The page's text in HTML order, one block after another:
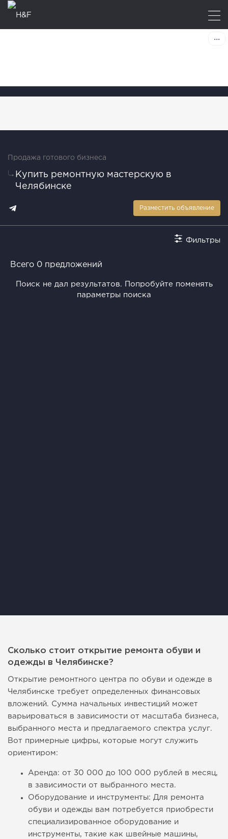
Продажа готового бизнеса
Купить ремонтную мастерскую в
Челябинске
Разместить объявление
Фильтры
Всего 0 предложений
Поиск не дал результатов. Попробуйте поменять
параметры поиска
Сколько стоит открытие ремонта обуви и
одежды в Челябинске?
Открытие ремонтного центра по обуви и одежде в
Челябинске требует определенных финансовых
вложений. Сумма начальных инвестиций может
варьироваться в зависимости от масштаба бизнеса,
выбранного места и предлагаемого спектра услуг.
Вот примерные цифры, которые могут служить
ориентиром:
Аренда: от 30 000 до 100 000 рублей в месяц,
в зависимости от выбранного места.
Оборудование и инструменты: Для ремонта
обуви и одежды вам потребуется приобрести
специализированное оборудование и
инструменты, такие как швейные машины,